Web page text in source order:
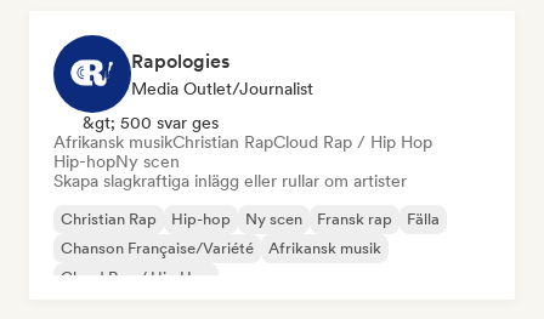
Rapologies
Media Outlet/Journalist
&gt; 500 svar ges
Afrikansk musikChristian RapCloud Rap / Hip Hop
Hip-hopNy scen
Skapa slagkraftiga inlägg eller rullar om artister
Christian Rap Hip-hop Ny scen Fransk rap
Fälla
Chanson Française/Variété
Afrikansk musik
Cloud Rap / Hip Hop